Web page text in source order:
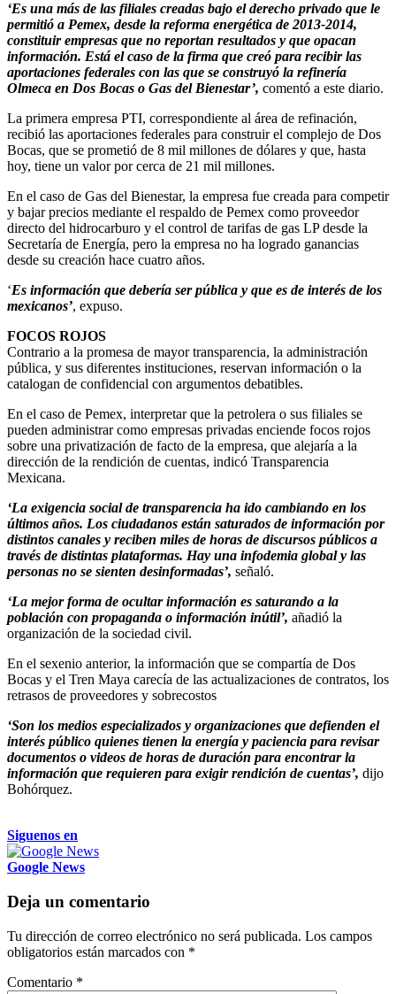
‘Es una más de las filiales creadas bajo el derecho privado que le
permitió a Pemex, desde la reforma energética de 2013-2014,
constituir empresas que no reportan resultados y que opacan
información. Está el caso de la firma que creó para recibir las
aportaciones federales con las que se construyó la refinería
Olmeca en Dos Bocas o Gas del Bienestar’, comentó a este diario.
La primera empresa PTI, correspondiente al área de refinación,
recibió las aportaciones federales para construir el complejo de Dos
Bocas, que se prometió de 8 mil millones de dólares y que, hasta
hoy, tiene un valor por cerca de 21 mil millones.
En el caso de Gas del Bienestar, la empresa fue creada para competir
y bajar precios mediante el respaldo de Pemex como proveedor
directo del hidrocarburo y el control de tarifas de gas LP desde la
Secretaría de Energía, pero la empresa no ha logrado ganancias
desde su creación hace cuatro años.
‘Es información que debería ser pública y que es de interés de los
mexicanos’, expuso.
FOCOS ROJOS
Contrario a la promesa de mayor transparencia, la administración
pública, y sus diferentes instituciones, reservan información o la
catalogan de confidencial con argumentos debatibles.
En el caso de Pemex, interpretar que la petrolera o sus filiales se
pueden administrar como empresas privadas enciende focos rojos
sobre una privatización de facto de la empresa, que alejaría a la
dirección de la rendición de cuentas, indicó Transparencia
Mexicana.
‘La exigencia social de transparencia ha ido cambiando en los
últimos años. Los ciudadanos están saturados de información por
distintos canales y reciben miles de horas de discursos públicos a
través de distintas plataformas. Hay una infodemia global y las
personas no se sienten desinformadas’, señaló.
‘La mejor forma de ocultar información es saturando a la
población con propaganda o información inútil’, añadió la
organización de la sociedad civil.
En el sexenio anterior, la información que se compartía de Dos
Bocas y el Tren Maya carecía de las actualizaciones de contratos, los
retrasos de proveedores y sobrecostos
‘Son los medios especializados y organizaciones que defienden el
interés público quienes tienen la energía y paciencia para revisar
documentos o videos de horas de duración para encontrar la
información que requieren para exigir rendición de cuentas’, dijo
Bohórquez.
Siguenos en
Google News
Deja un comentario
Tu dirección de correo electrónico no será publicada. Los campos
obligatorios están marcados con *
Comentario *